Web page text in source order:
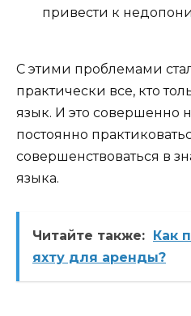
привести к
С этими проблемами
практически все, кто
язык. И это совершенно
постоянно
совершенствоваться в
языка.
Читайте также: Как
яхту для аренды?